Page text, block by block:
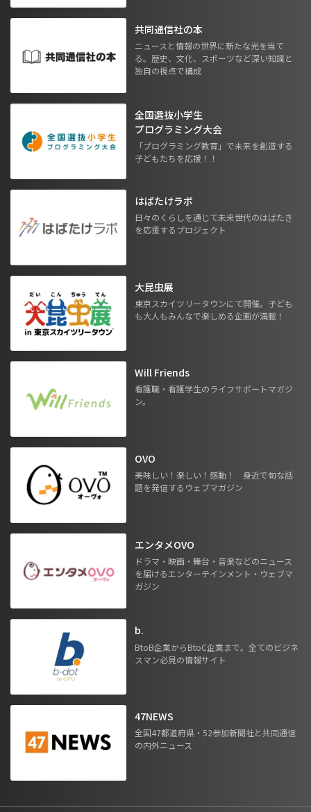
共同通信社の本
ニュースと情報の世界に新たな光を当て
る。歴史、文化、スポーツなど深い知識と
独自の視点で構成
全国選抜小学生
プログラミング大会
「プログラミング教育」で未来を創造する
子どもたちを応援！！
はばたけラボ
日々のくらしを通じて未来世代のはばたき
を応援するプロジェクト
大昆虫展
東京スカイツリータウンにて開催。子ども
も大人もみんなで楽しめる企画が満載！
Will Friends
看護職・看護学生のライフサポートマガジ
ン。
OVO
美味しい！楽しい！感動！ 身近で旬な話
題を発信するウェブマガジン
エンタメOVO
ドラマ・映画・舞台・音楽などのニュース
を届けるエンターテインメント・ウェブマ
ガジン
b.
BtoB企業からBtoC企業まで。全てのビジネ
スマン必見の情報サイト
47NEWS
全国47都道府県・52参加新聞社と共同通信
の内外ニュース